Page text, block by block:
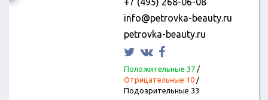
info@petrovka-beauty.ru
petrovka-beauty.ru
Положительные 37/
Отрицательные 10/
Подозрительные 33